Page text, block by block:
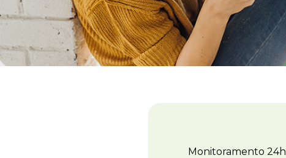
Monitoramento 24h